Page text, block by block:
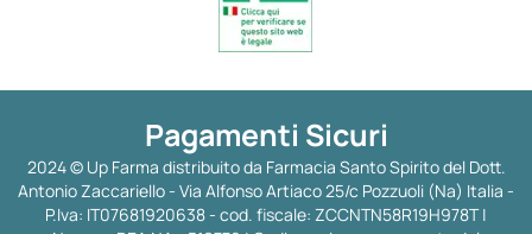
Pagamenti Sicuri
2024 © Up Farma distribuito da Farmacia Santo Spirito del Dott.
Antonio Zaccariello - Via Alfonso Artiaco 25/c Pozzuoli (Na) Italia -
P.Iva: IT07681920638 - cod. fiscale: ZCCNTN58R19H978T |